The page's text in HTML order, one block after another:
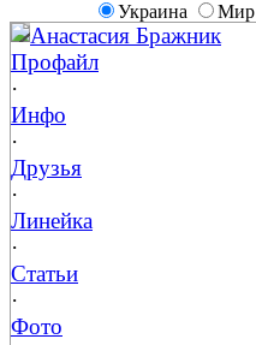
Украина Мир
Анастасия Бражник
Профайл
·
Инфо
·
Друзья
·
Линейка
·
Статьи
·
Фото